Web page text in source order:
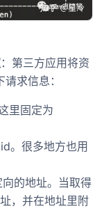
：第三方应用将资
求信息：
里固定为
。很多地方也用
的地址。当取得
，并在地址里附